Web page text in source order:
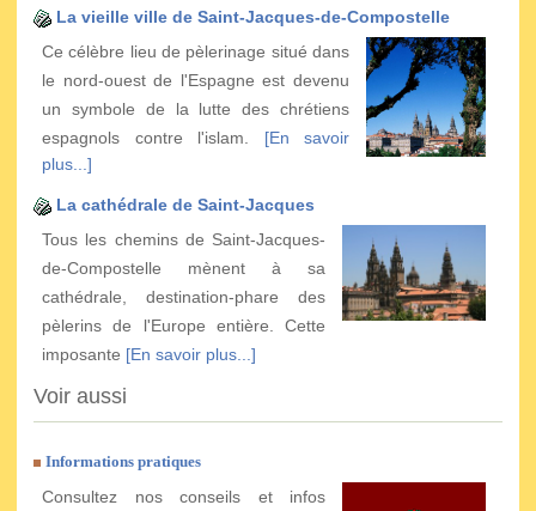
La vieille ville de Saint-Jacques-de-Compostelle
Ce célèbre lieu de pèlerinage situé dans
le nord-ouest de l'Espagne est devenu
un symbole de la lutte des chrétiens
espagnols contre l'islam. [En savoir
plus...]
La cathédrale de Saint-Jacques
Tous les chemins de Saint-Jacques-
de-Compostelle mènent à sa
cathédrale, destination-phare des
pèlerins de l'Europe entière. Cette
imposante [En savoir plus...]
Voir aussi
Informations pratiques
Consultez nos conseils et infos